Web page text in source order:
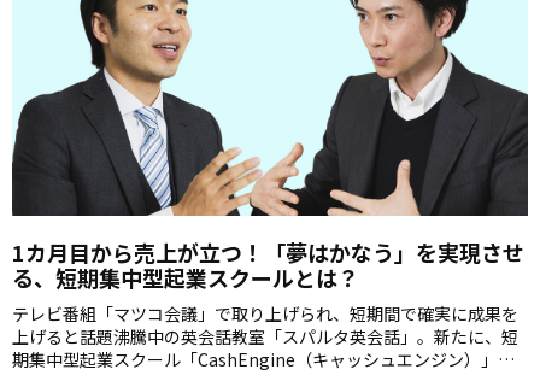
1カ月目から売上が立つ！「夢はかなう」を実現させ
る、短期集中型起業スクールとは？
テレビ番組「マツコ会議」で取り上げられ、短期間で確実に成果を
上げると話題沸騰中の英会話教室「スパルタ英会話」。新たに、短
期集中型起業スクール「CashEngine（キャッシュエンジン）」の